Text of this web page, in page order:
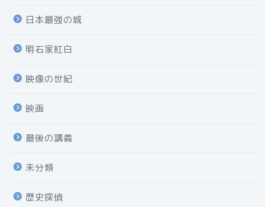
日本最強の城
明石家紅白
映像の世紀
映画
最後の講義
未分類
歴史探偵